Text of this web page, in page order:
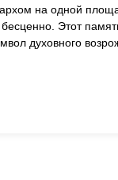
на одной
Этот
духовного